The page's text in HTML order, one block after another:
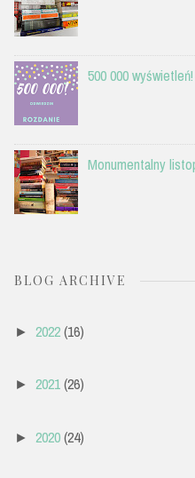
500 000
Monumentalny
BLOG ARCHIVE
► 2022(16)
► 2021(26)
► 2020(24)